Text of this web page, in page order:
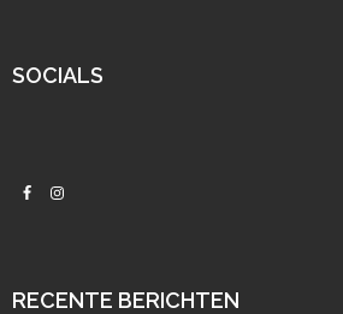
SOCIALS
RECENTE BERICHTEN